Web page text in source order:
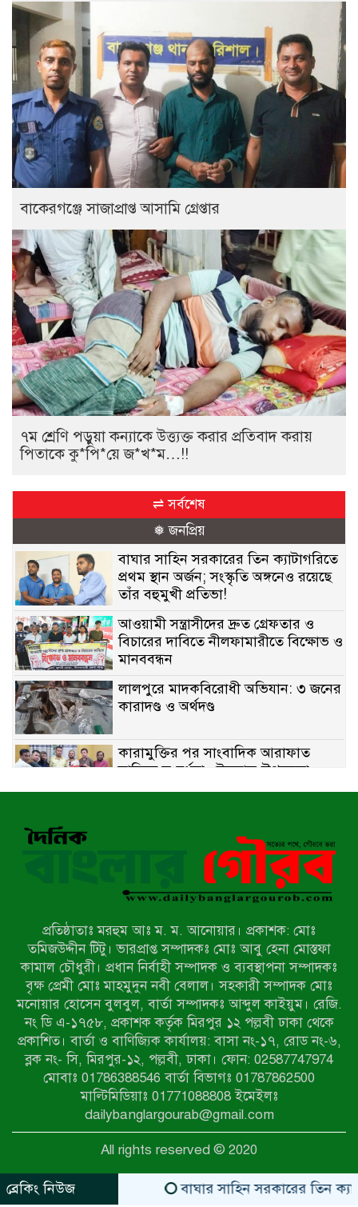
বাকেরগঞ্জে সাজাপ্রাপ্ত আসামি গ্রেপ্তার
৭ম শ্রেণি পড়ুয়া কন্যাকে উত্ত্যক্ত করার প্রতিবাদ করায়
পিতাকে কু*পি*য়ে জ*খ*ম…!!
⇌ সর্বশেষ
❅ জনপ্রিয়
বাঘার সাহিন সরকারের তিন ক্যাটাগরিতে
প্রথম স্থান অর্জন; সংস্কৃতি অঙ্গনেও রয়েছে
তাঁর বহুমুখী প্রতিভা!
আওয়ামী সন্ত্রাসীদের দ্রুত গ্রেফতার ও
বিচারের দাবিতে নীলফামারীতে বিক্ষোভ ও
মানববন্ধন
লালপুরে মাদকবিরোধী অভিযান: ৩ জনের
কারাদণ্ড ও অর্থদণ্ড
কারামুক্তির পর সাংবাদিক আরাফাত
সানিকে সংবর্ধনা, টেকনাফ উপজেলা
প্রেসক্লাবের ফুলেল শুভেচ্ছা
মিয়ানমারের সীমান্তে স্থলমাইন বিস্ফোরণ:
উখিয়ার এক যুবকের পা বিচ্ছিন্ন
৭ম শ্রেণি পড়ুয়া কন্যাকে উত্ত্যক্ত করার
প্রতিবাদ করায় পিতাকে কু*পি*য়ে
জ*খ*ম…!!
জুলাই গণঅভ্যুত্থান দিবস-২০২৬ উপলক্ষে
নীলফামারীতে শহিদদের স্মরণে দোয়া
মাহফিল ও আলোচনা সভা অনুষ্ঠিত
বেলকুচিতে বজ্রপাতে শিক্ষার্থীর মৃত্যু
বেলকুচিতে গণঅভ্যুত্থান দিবসে ইসলামী
আন্দোলনের গণমিছিল ও গণহত্যার
বিচারের দাবি
প্রতিষ্ঠাতাঃ মরহুম আঃ ম. ম. আনোয়ার। প্রকাশক: মোঃ
তমিজউদ্দীন টিটু। ভারপ্রাপ্ত সম্পাদকঃ মোঃ আবু হেনা মোস্তফা
কামাল চৌধুরী। প্রধান নির্বাহী সম্পাদক ও ব্যবস্থাপনা সম্পাদকঃ
বৃক্ষ প্রেমী মোঃ মাহমুদুন নবী বেলাল। সহকারী সম্পাদক মোঃ
মনোয়ার হোসেন বুলবুল, বার্তা সম্পাদকঃ আব্দুল কাইয়ুম। রেজি.
নং ডি এ-১৭৫৮, প্রকাশক কর্তৃক মিরপুর ১২ পল্লবী ঢাকা থেকে
প্রকাশিত। বার্তা ও বাণিজ্যিক কার্যালয়: বাসা নং-১৭, রোড নং-৬,
ব্লক নং- সি, মিরপুর-১২, পল্লবী, ঢাকা। ফোন: 02587747974
মোবাঃ 01786388546 বার্তা বিভাগঃ 01787862500
মাল্টিমিডিয়াঃ 01771088808 ইমেইলঃ
dailybanglargourab@gmail.com
All rights reserved © 2020
ব্রেকিং নিউজ বাঘার সাহিন সরকারের তিন